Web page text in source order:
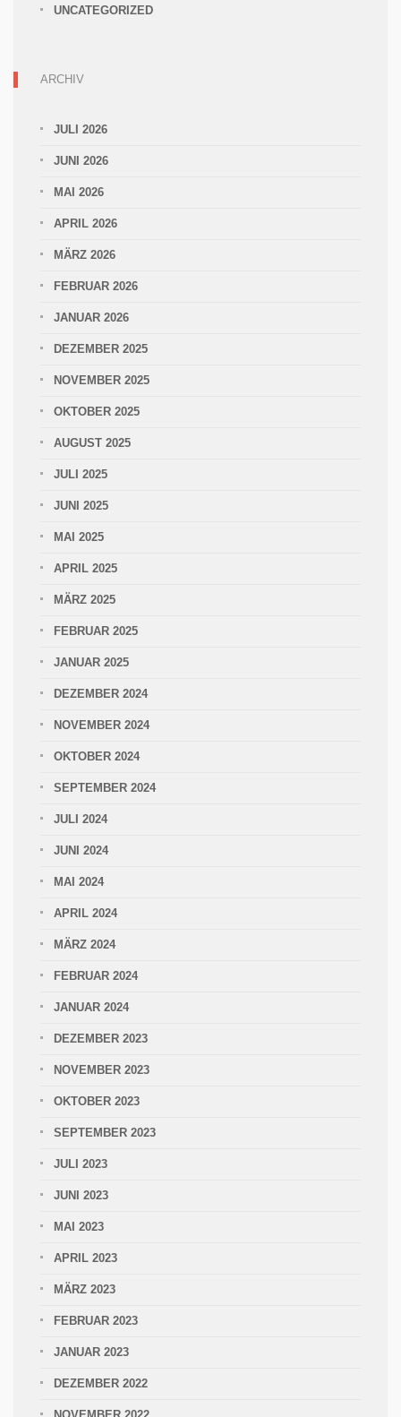
UNCATEGORIZED
ARCHIV
JULI 2026
JUNI 2026
MAI 2026
APRIL 2026
MÄRZ 2026
FEBRUAR 2026
JANUAR 2026
DEZEMBER 2025
NOVEMBER 2025
OKTOBER 2025
AUGUST 2025
JULI 2025
JUNI 2025
MAI 2025
APRIL 2025
MÄRZ 2025
FEBRUAR 2025
JANUAR 2025
DEZEMBER 2024
NOVEMBER 2024
OKTOBER 2024
SEPTEMBER 2024
JULI 2024
JUNI 2024
MAI 2024
APRIL 2024
MÄRZ 2024
FEBRUAR 2024
JANUAR 2024
DEZEMBER 2023
NOVEMBER 2023
OKTOBER 2023
SEPTEMBER 2023
JULI 2023
JUNI 2023
MAI 2023
APRIL 2023
MÄRZ 2023
FEBRUAR 2023
JANUAR 2023
DEZEMBER 2022